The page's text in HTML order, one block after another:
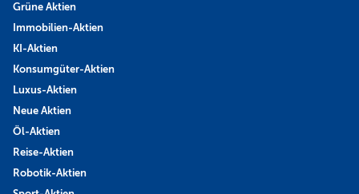
Grüne Aktien
Immobilien-Aktien
KI-Aktien
Konsumgüter-Aktien
Luxus-Aktien
Neue Aktien
Öl-Aktien
Reise-Aktien
Robotik-Aktien